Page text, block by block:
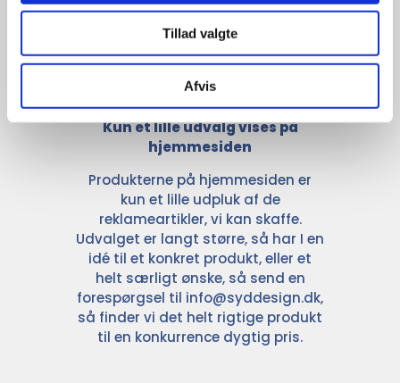
Tillad valgte
Afvis
Kun et lille udvalg vises på
hjemmesiden
Produkterne på hjemmesiden er
kun et lille udpluk af de
reklameartikler, vi kan skaffe.
Udvalget er langt større, så har I en
idé til et konkret produkt, eller et
helt særligt ønske, så send en
forespørgsel til info@syddesign.dk,
så finder vi det helt rigtige produkt
til en konkurrence dygtig pris.